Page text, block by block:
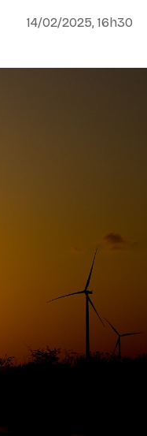
14/02/2025, 16h30